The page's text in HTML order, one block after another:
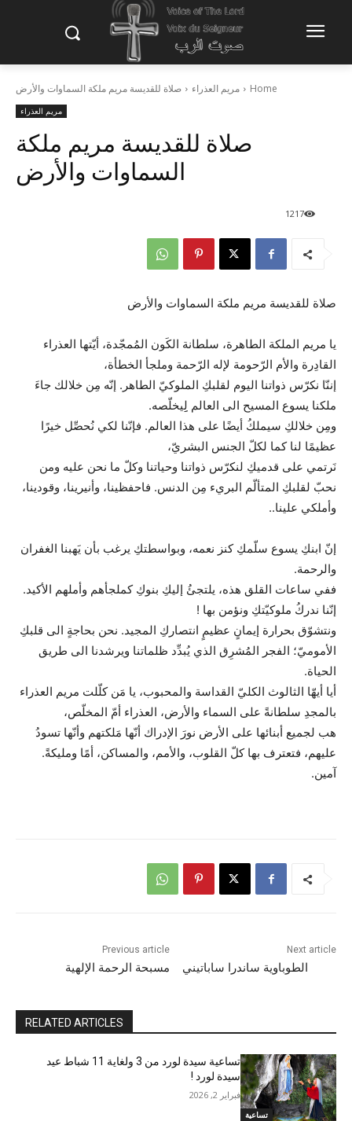
Home مريم العذراء صلاة للقديسة مريم ملكة السماوات والأرض
مريم العذراء
صلاة للقديسة مريم ملكة
السماوات والأرض
1217
صلاة للقديسة مريم ملكة السماوات والأرض
يا مريم الملكة الطاهرة، سلطانة الكَون المُمجّدة، أيّتها العذراء
القادِرة والأم الرّحومة لإله الرّحمة وملجأ الخطأة،
إننّا نكرّس ذواتنا اليوم لقلبكِ الملوكيّ الطاهر. إنّه مِن خلالك جاءَ
ملكنا يسوع المسيح الى العالم لِِيخلّصه.
ومِن خلالكِ سيملكُ أيضًا على هذا العالم. فإنّنا لكي نُحصِّل خيرًا
عظيمًا لنا كما لكلّ الجنس البشريّ،
نَرتمي على قدميكِ لنكرّس ذواتنا وحياتنا وكلّ ما نحن عليه ومن
نحبّ لقلبكِ المتألّم البريء مِن الدنس. فاحفظينا، وأنيرينا، وقودينا،
وأملكي علينا..
إنّ ابنكِ يسوع سلّمكِ كنز نعمه، وبواسطتكِ يرغب بأن يَهبنا الغفران
والرحمة.
ففي ساعات القلق هذه، يلتجئُ إليكِ بنوكِ كملجأهم وأملهم الأكيد.
إنّنا ندركُ ملوكيّتكِ ونؤمن بها !
ونتشوّق بحرارة إيمانٍ عظيمٍ انتصاركِ المجيد. نحن بحاجةٍ الى قلبكِ
الأموميّ؛ الفجر المُشرِق الذي يُبدِّد ظلماتنا ويرشدنا الى طريق
الحياة.
أيا أيهّا الثالوث الكليّ القداسة والمحبوب، يا مَن كلّلت مريم العذراء
بالمجدِ سلطانةً على السماء والأرض، العذراء أمّ المخلّص،
هب لجميع أبنائها على الأرض نورَ الإدراك أنّها مَلكتهم وأنّها تسودُ
عليهم، فتعترف بها كلّ القلوب، والأمم، والمساكن، أمًا ومليكةً.
آمين.
Previous article
مسبحة الرحمة الإلهية
Next article
الطوباوية ساندرا ساباتيني
RELATED ARTICLES
تساعية
تساعية سيدة لورد من 3 ولغاية 11 شباط عيد
سيدة لورد !
فبراير 2, 2026